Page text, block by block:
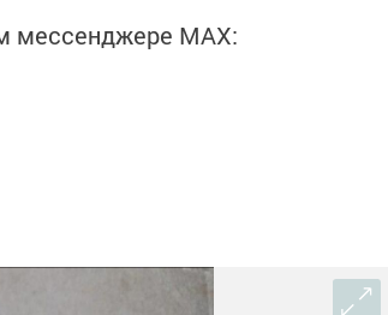
мессенджере MАХ: